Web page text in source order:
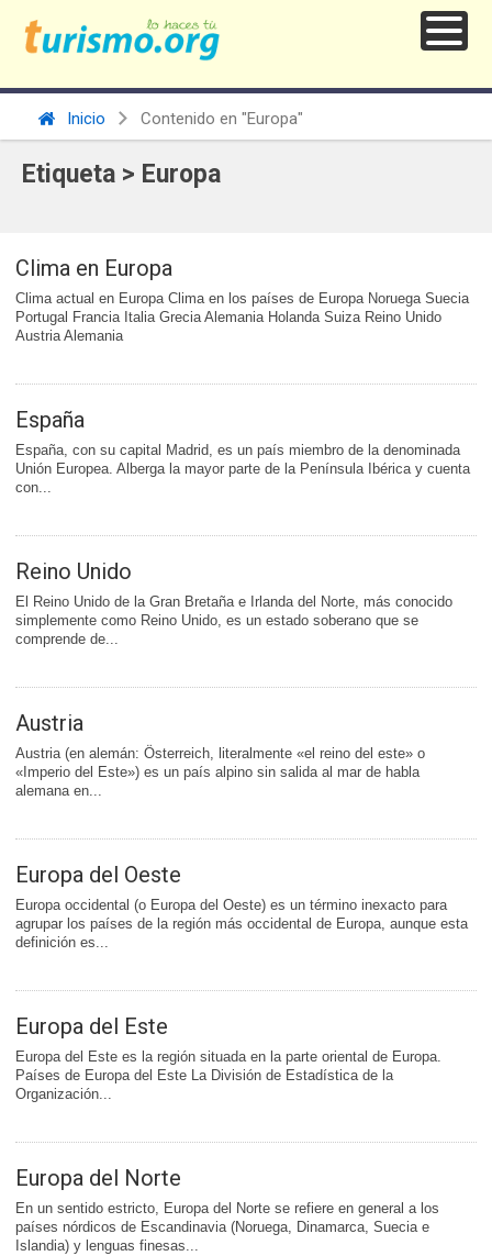
Inicio Contenido en "Europa"
Etiqueta > Europa
Clima en Europa
Clima actual en Europa Clima en los países de Europa Noruega Suecia
Portugal Francia Italia Grecia Alemania Holanda Suiza Reino Unido
Austria Alemania
España
España, con su capital Madrid, es un país miembro de la denominada
Unión Europea. Alberga la mayor parte de la Península Ibérica y cuenta
con...
Reino Unido
El Reino Unido de la Gran Bretaña e Irlanda del Norte, más conocido
simplemente como Reino Unido, es un estado soberano que se
comprende de...
Austria
Austria (en alemán: Österreich, literalmente «el reino del este» o
«Imperio del Este») es un país alpino sin salida al mar de habla
alemana en...
Europa del Oeste
Europa occidental (o Europa del Oeste) es un término inexacto para
agrupar los países de la región más occidental de Europa, aunque esta
definición es...
Europa del Este
Europa del Este es la región situada en la parte oriental de Europa.
Países de Europa del Este La División de Estadística de la
Organización...
Europa del Norte
En un sentido estricto, Europa del Norte se refiere en general a los
países nórdicos de Escandinavia (Noruega, Dinamarca, Suecia e
Islandia) y lenguas finesas...